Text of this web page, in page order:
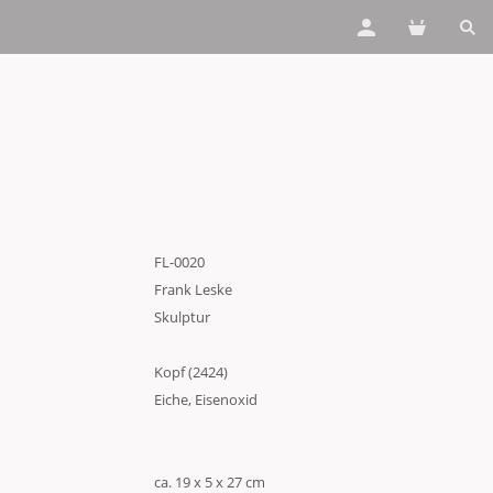
FL-0020
Frank Leske
Skulptur
Kopf (2424)
Eiche, Eisenoxid
ca. 19 x 5 x 27 cm